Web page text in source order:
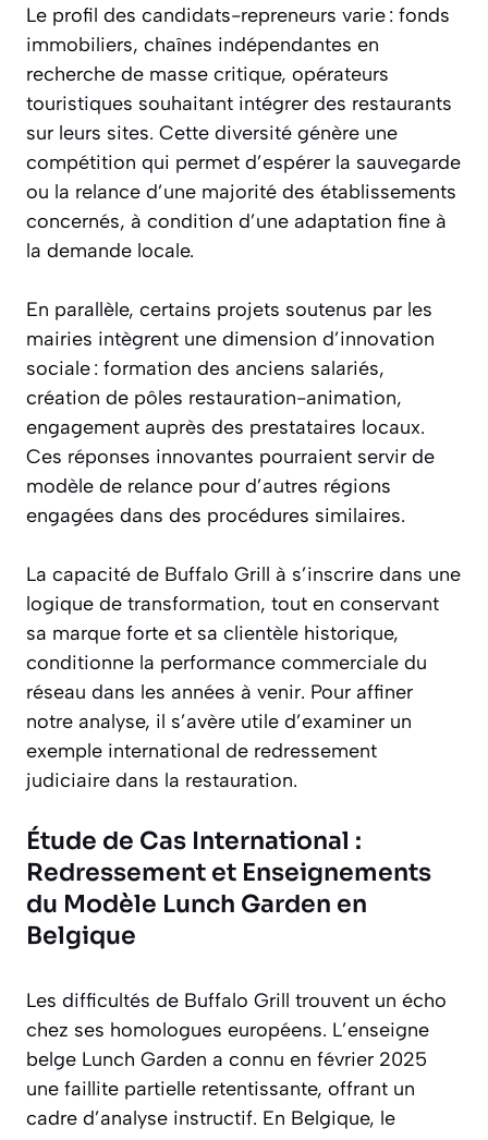
Le profil des candidats-repreneurs varie : fonds
immobiliers, chaînes indépendantes en
recherche de masse critique, opérateurs
touristiques souhaitant intégrer des restaurants
sur leurs sites. Cette diversité génère une
compétition qui permet d’espérer la sauvegarde
ou la relance d’une majorité des établissements
concernés, à condition d’une adaptation fine à
la demande locale.
En parallèle, certains projets soutenus par les
mairies intègrent une dimension d’innovation
sociale : formation des anciens salariés,
création de pôles restauration-animation,
engagement auprès des prestataires locaux.
Ces réponses innovantes pourraient servir de
modèle de relance pour d’autres régions
engagées dans des procédures similaires.
La capacité de Buffalo Grill à s’inscrire dans une
logique de transformation, tout en conservant
sa marque forte et sa clientèle historique,
conditionne la performance commerciale du
réseau dans les années à venir. Pour affiner
notre analyse, il s’avère utile d’examiner un
exemple international de redressement
judiciaire dans la restauration.
Étude de Cas International :
Redressement et Enseignements
du Modèle Lunch Garden en
Belgique
Les difficultés de Buffalo Grill trouvent un écho
chez ses homologues européens. L’enseigne
belge Lunch Garden a connu en février 2025
une faillite partielle retentissante, offrant un
cadre d’analyse instructif. En Belgique, le